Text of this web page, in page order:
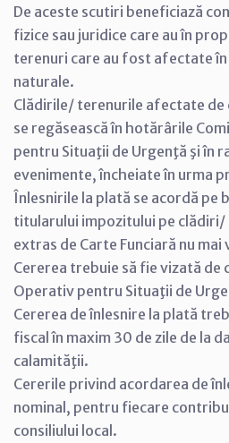
De aceste scutiri beneficiază
fizice sau juridice care au în
terenuri care au fost afectate
naturale.
Clădirile/ terenurile afectate de
se regăsească în hotărârile
pentru Situaţii de Urgenţă şi în
evenimente, încheiate în urma
Înlesnirile la plată se acordă pe
titularului impozitului pe clădiri/
extras de Carte Funciară nu mai
Cererea trebuie să fie vizată de
Operativ pentru Situaţii de
Cererea de înlesnire la plată
fiscal în maxim 30 de zile de la
calamităţii.
Cererile privind acordarea de
nominal, pentru fiecare
consiliului local.